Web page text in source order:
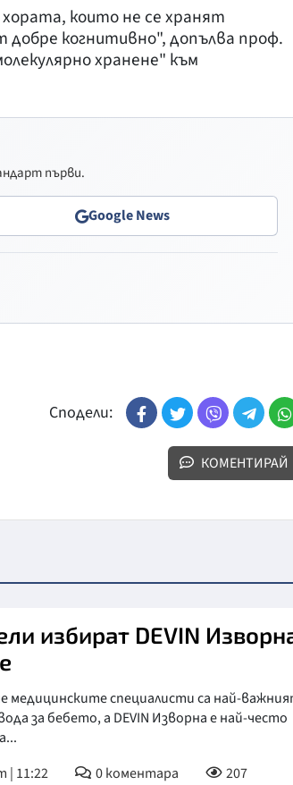
които не се хранят
добре когнитивно", допълва проф.
хранене" към
първи.
Google News
Сподели:
КОМЕНТИРАЙ
избират DEVIN
медицинските специалисти са най-
за бебето, а DEVIN Изворна е най-често
| 11:22 0коментара 207